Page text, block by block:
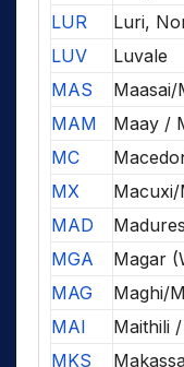
LUR
Luri,
LUV
Luvale
MAS
Maasai/
MAM
Maay /
MC
MX
MAD
MGA
Magar
MAG
Maghi/
MAI
Maithili
MKS